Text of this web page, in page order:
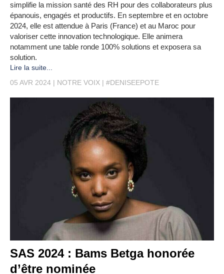
simplifie la mission santé des RH pour des collaborateurs plus
épanouis, engagés et productifs. En septembre et en octobre
2024, elle est attendue à Paris (France) et au Maroc pour
valoriser cette innovation technologique. Elle animera
notamment une table ronde 100% solutions et exposera sa
solution.
Lire la suite...
05 AVR 2024
NOTRE VOIX #DENISEEPOTE
SAS 2024 : Bams Betga honorée
d’être nominée